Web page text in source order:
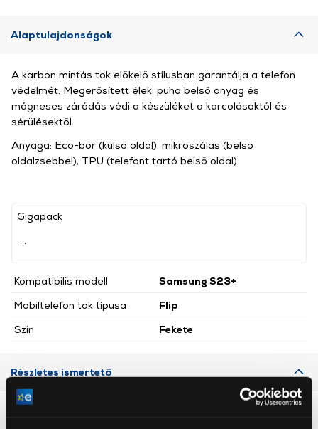
Alaptulajdonságok
Gigapack
Kompatibilis modell
Samsung S23+
Mobiltelefon tok típusa
Flip
Szín
Fekete
A karbon mintás tok előkelő stílusban garantálja a telefon
védelmét. Megerősített élek, puha belső anyag és
mágneses záródás védi a készüléket a karcolásoktól és
sérülésektől.
Anyaga: Eco-bőr (külső oldal), mikroszálas (belső
oldalzsebbel), TPU (telefont tartó belső oldal)
Részletes ismertető